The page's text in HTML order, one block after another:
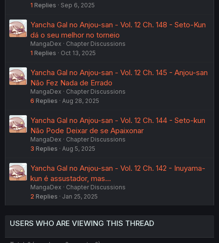
1 Replies Sep 6, 2025
Yancha Gal no Anjou-san - Vol. 12 Ch. 148 - Seto-Kun
dá o seu melhor no torneio
MangaDex
Chapter Discussions
1 Replies Oct 13, 2025
Yancha Gal no Anjou-san - Vol. 12 Ch. 145 - Anjou-san
Não Fez Nada de Errado
MangaDex
Chapter Discussions
6 Replies Aug 28, 2025
Yancha Gal no Anjou-san - Vol. 12 Ch. 144 - Seto-kun
Não Pode Deixar de se Apaixonar
MangaDex
Chapter Discussions
3 Replies Aug 5, 2025
Yancha Gal no Anjou-san - Vol. 12 Ch. 142 - Inuyama-
kun é assustador, mas...
MangaDex
Chapter Discussions
2 Replies Jan 25, 2025
USERS WHO ARE VIEWING THIS THREAD